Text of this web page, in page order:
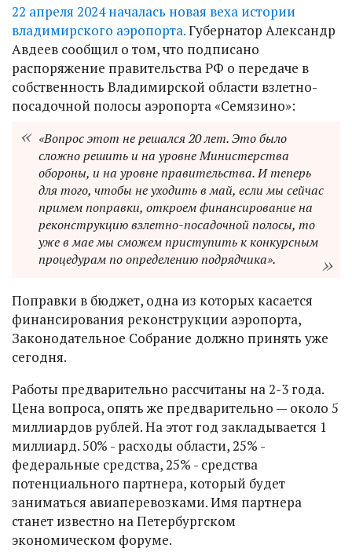
22 апреля 2024 началась новая веха истории
владимирского аэропорта.Губернатор Александр
Авдеев сообщил о том, что подписано
распоряжение правительства РФ о передаче в
собственность Владимирской области взлетно-
посадочной полосы аэропорта «Семязино»:
«Вопрос этот не решался 20 лет. Это было
сложно решить и на уровне Министерства
обороны, и на уровне правительства. И теперь
для того, чтобы не уходить в май, если мы сейчас
примем поправки, откроем финансирование на
реконструкцию взлетно-посадочной полосы, то
уже в мае мы сможем приступить к конкурсным
процедурам по определению подрядчика».
Поправки в бюджет, одна из которых касается
финансирования реконструкции аэропорта,
Законодательное Собрание должно принять уже
сегодня.
Работы предварительно рассчитаны на 2-3 года.
Цена вопроса, опять же предварительно — около 5
миллиардов рублей. На этот год закладывается 1
миллиард. 50% - расходы области, 25% -
федеральные средства, 25% - средства
потенциального партнера, который будет
заниматься авиаперевозками. Имя партнера
станет известно на Петербургском
экономическом форуме.